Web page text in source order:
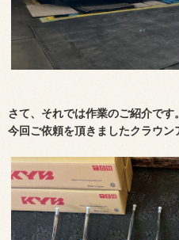
さて、それでは作業のご紹介です。
今回ご依頼を頂きましたクラウン